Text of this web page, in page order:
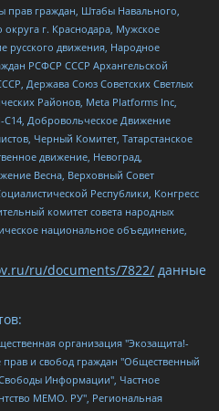
граждан, Штабы Навального,
г. Краснодара, Мужское
русского движения, Народное
РСФСР СССР Архангельской
Держава Союз Советских Светлых
Районов, Meta Platforms Inc,
С14, Добровольческое Движение
Черный Комитет, Татарстанское
движение, Невоград,
Весна, Верховный Совет
Республики, Конгресс
комитет совета народных
национальное объединение,
ru/documents/7822/ данные
Владимир Александрович, Общество с ограниченной ответственностью "ЗП", Иванова София Юрьевна, Карезина Инна Павловна, Кильтау Екатерина Викторовна, Петров Алексей Викторович, Пискунов Сергей Евгеньевич, Смирнов Сергей Сергеевич, Тихонов Михаил Сергеевич, Общество с ограниченной ответственностью "ЖУРНАЛИСТ-ИНОСТРАННЫЙ АГЕНТ", Арапова Галина Юрьевна, Вольтская Татьяна Анатольевна, Американская компания "Mason G.E.S. Anonymous Foundation" (США), являющаяся владельцем интернет-издания https://mnews.world/, Компания "Stichting Bellingcat", зарегистрированная в Нидерландах (дата регистрации 11.07.2018), Захаров Андрей Вячеславович, Клепиковская Екатерина Дмитриевна, Общество с ограниченной ответственностью "МЕМО", Перл Роман Александрович, Симонов Евгений Алексеевич, Соловьева Елена Анатольевна, Сотников Даниил Владимирович, Сурначева Елизавета Дмитриевна, Автономная некоммерческая организация по защите прав человека и информированию населения "Якутия – Наше Мнение", Общество с ограниченной ответственностью "Москоу диджитал медиа", с 26.01.2023 Общество с ограниченной ответственностью "Чайка Белые сады", Ветошкина Валерия Валерьевна, Заговора Максим Александрович, Межрегиональное общественное движение "Российская ЛГБТ - сеть", Оленичев Максим Владимирович, Павлов Иван Юрьевич, Скворцова Елена Сергеевна, Общество с ограниченной ответственностью "Как бы инагент", Кочетков Игорь Викторович, Общество с ограниченной ответственностью "Честные выборы", Еланчик Олег Александрович, Общество с ограниченной ответственностью "Нобелевский призыв", Гималова Регина Эмилевна, Григорьев Андрей Валерьевич, Григорьева Алина Александровна, Ассоциация по содействию защите прав призывников, альтернативнослужащих и военнослужащих "Правозащитная группа "Гражданин.Армия.Право", Хисамова Регина Фаритовна, Автономная некоммерческая организация по реализации социально-правовых программ "Лилит", Дальневосточное общественное движение "Маяк", Санкт-Петербургская ЛГБТ-инициативная группа "Выход", Инициативная группа ЛГБТ+ "Реверс", Алексеев Андрей Викторович, Бекбулатова Таисия Львовна, Беляев Иван Михайлович, Владыкина Елена Сергеевна, Гельман Марат Александрович, Никульшина Вероника Юрьевна, Толоконникова Надежда Андреевна, Шендерович Виктор Анатольевич, Общество с ограниченной ответственностью "Данное сообщение", Общество с ограниченной ответственностью Издательский дом "Новая глава", Айнбиндер Александра Александровна, Московский комьюнити-центр для ЛГБТ+инициатив, Благотворительный фонд развития филантропии, Deutsche Welle (Германия, Kurt-Schumacher-Strasse 3, 53113 Bonn), Борзунова Мария Михайловна, Воробьев Виктор Викторович, Голубева Анна Львовна, Константинова Алла Михайловна, Малкова Ирина Владимировна, Мурадов Мурад Абдулгалимович, Осетинская Елизавета Николаевна, Понасенков Евгений Николаевич, Ганапольский Матвей Юрьевич, Киселев Евгений Алексеевич, Борухович Ирина Григорьевна, Дремин Иван Тимофеевич, Дубровский Дмитрий Викторович, Красноярская региональная общественная организация поддержки и развития альтернативных образовательных технологий и межкультурных коммуникаций "ИНТЕРРА", Маяковская Екатерина Алексеевна, Фейгин Марк Захарович, Филимонов Андрей Викторович, Дзугкоева Регина Николаевна, Доброхотов Роман Александрович, Дудь Юрий Александрович, Елкин Сергей Владимирович, Кругликов Кирилл Игоревич, Сабунаева Мария Леонидовна, Семенов Алексей Владимирович, Шаинян Карен Багратович, Шульман Екатерина Михайловна, Асафьев Артур Валерьевич, Вахштайн Виктор Семенович, Венедиктов Алексей Алексеевич, Лушникова Екатерина Евгеньевна, Волков Леонид Михайлович, Невзоров Александр Глебович, Пархоменко Сергей Борисович, Сироткин Ярослав Николаевич, Кара-Мурза Владимир Владимирович, Баранова Наталья Владимировна, Гозман Леонид Яковлевич, Кагарлицкий Борис Юльевич, Климарев Михаил Валерьевич, Милов Владимир Станиславович, Автономная некоммерческая организация Краснодарский центр современного искусства "Типография", Моргенштерн Алишер Тагирович, Соболь Любовь Эдуардовна, Общество с ограниченной ответственностью "ЛИЗА НОРМ", Каспаров Гарри Кимович, Ходорковский Михаил Борисович, Общество с ограниченной ответственностью "Апрельские тезисы", Данилович Ирина Брониславовна, Кашин Олег Владимирович, Петров Николай Владимирович, Пивоваров Алексей Владимирович, Соколов Михаил Владимирович, Цветкова Юлия Владимировна, Чичваркин Евгений Александрович, Комитет против пыток/Команда против пыток, Общество с ограниченной ответственностью "Первый научный", Общество с ограниченной ответственностью "Вертолет и ко", Белоцерковская Вероника Борисовна, Кац Максим Евгеньевич, Лазарева Татьяна Юрьевна, Шаведдинов Руслан Табризович, Яшин Илья Валерьевич, Общество с ограниченной ответственностью "Иноагент ААВ", Алешковский Дмитрий Петрович, Альбац Евгения Марковна, Быков Дмитрий Львович, Галямина Юлия Евгеньевна, Лойко Сергей Леонидович, Мартынов Кирилл Константинович, Медведев Сергей Александрович, Крашенинников Федор Геннадиевич, Гордеева Катерина Вл